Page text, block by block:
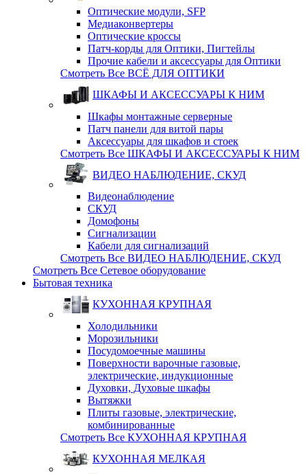
Оптические модули, SFP
Медиаконвертеры
Оптические кросcы
Патч-корды для Оптики, Пигтейлы
Прочие кабели и аксессуары для Оптики
Смотреть Все ВСЁ ДЛЯ ОПТИКИ
ШКАФЫ И АКСЕССУАРЫ К НИМ
Шкафы монтажные серверные
Патч панели для витой пары
Аксессуары для шкафов и стоек
Смотреть Все ШКАФЫ И АКСЕССУАРЫ К НИМ
ВИДЕО НАБЛЮДЕНИЕ, СКУД
Видеонаблюдение
СКУД
Домофоны
Сигнализации
Кабели для сигнализаций
Смотреть Все ВИДЕО НАБЛЮДЕНИЕ, СКУД
Смотреть Все Сетевое оборудование
Бытовая техника
КУХОННАЯ КРУПНАЯ
Холодильники
Морозильники
Посудомоечные машины
Поверхности варочные газовые,
электрические, индукционные
Духовки, Духовые шкафы
Вытяжки
Плиты газовые, электрические,
комбинированные
Смотреть Все КУХОННАЯ КРУПНАЯ
КУХОННАЯ МЕЛКАЯ